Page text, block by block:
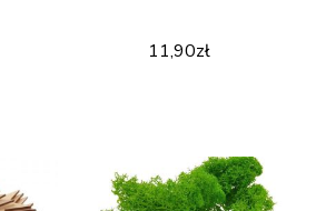
11,90zł